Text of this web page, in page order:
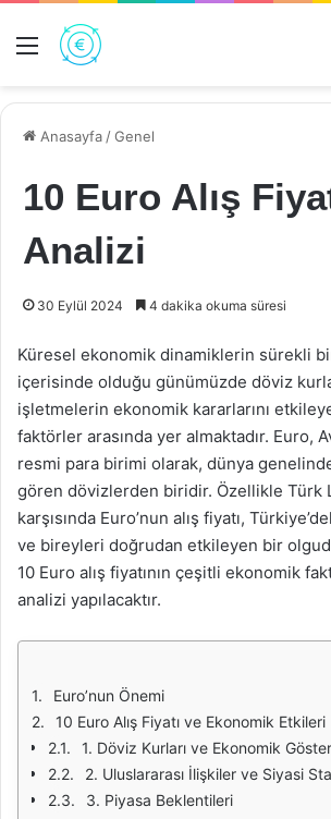
Menü
Anasayfa /Genel
10 Euro Alış
Analizi
30 Eylül 2024 4 dakika okuma süresi
Küresel ekonomik dinamiklerin sürekli
içerisinde olduğu günümüzde döviz
işletmelerin ekonomik kararlarını
faktörler arasında yer almaktadır. Euro,
resmi para birimi olarak, dünya
gören dövizlerden biridir. Özellikle Türk
karşısında Euro’nun alış fiyatı,
ve bireyleri doğrudan etkileyen bir
10 Euro alış fiyatının çeşitli ekonomik
analizi yapılacaktır.
Euro’nun Önemi
10 Euro Alış Fiyatı ve Ekonomik Etkileri
1. Döviz Kurları ve Ekonomik
2. Uluslararası İlişkiler ve Siyasi
3. Piyasa Beklentileri